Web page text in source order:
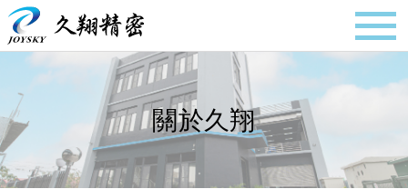
關於久翔